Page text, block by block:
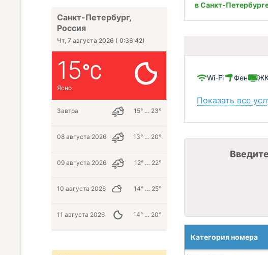
в Санкт-
Wi-Fi Фен
Показать все
Категория номера
Санкт-Петербург,
Россия
Чт, 7 августа 2026 ( 0:36:44)
15
Ясно
Завтра 15° … 23°
08 августа 2026 13° … 20°
09 августа 2026 12° … 22°
10 августа 2026 14° … 25°
11 августа 2026 14° … 20°